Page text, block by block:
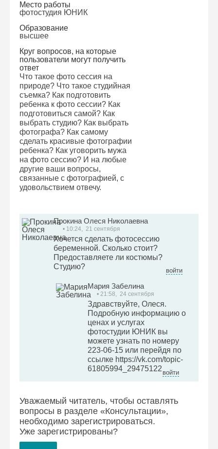
Место работы
фотостудия ЮНИК
Образование
высшее
Круг вопросов, на которые
пользователи могут получить
ответ
Что такое фото сессия на
природе? Что такое студийная
съемка? Как подготовить
ребенка к фото сессии? Как
подготовиться самой? Как
выбрать студию? Как выбрать
фотографа? Как самому
сделать красивые фотографии
ребенка? Как уговорить мужа
на фото сессию? И на любые
другие ваши вопросы,
связанные с фотографией, с
удовольствием отвечу.
Прокина Олеся Николаевна
• 10:24, 21 сентября
Хочется сделать фотосессию
беременной. Сколько стоит?
Предоставляете ли костюмы?
Студию?
войти
Мария Забелина
• 21:58, 24 сентября
Здравствуйте, Олеся.
Подробную информацию о
ценах и услугах
фотостудии ЮНИК вы
можете узнать по номеру
223-06-15 или перейдя по
ссылке https://vk.com/topic-
61805994_29475122 войти
Уважаемый читатель, чтобы оставлять
вопросы в разделе «Консультации»,
необходимо зарегистрироваться.
Уже зарегистрированы?